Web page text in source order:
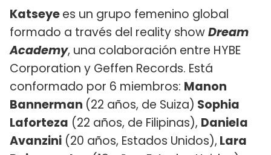
Katseyees un grupo femenino global
formado a través del reality showDream
Academy, una colaboración entre HYBE
Corporation y Geffen Records. Está
conformado por 6 miembros: Manon
Bannerman (22 años, de Suiza) Sophia
Laforteza (22 años, de Filipinas), Daniela
Avanzini (20 años, Estados Unidos), Lara